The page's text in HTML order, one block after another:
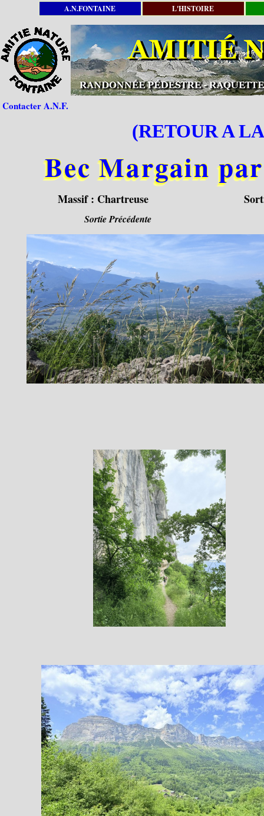
A.N.FONTAINE L'HISTOIRE
Contacter A.N.F.
(RETOUR A
Bec Margain
Massif : Chartreuse
Sortie Précédente